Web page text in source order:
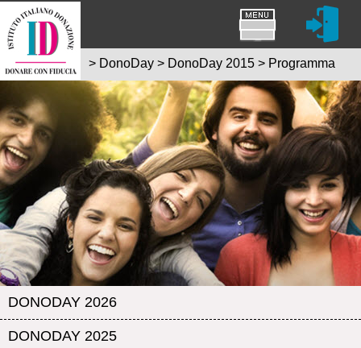
DONODAY 2026
DONODAY 2025
> DonoDay > DonoDay 2015 > Programma